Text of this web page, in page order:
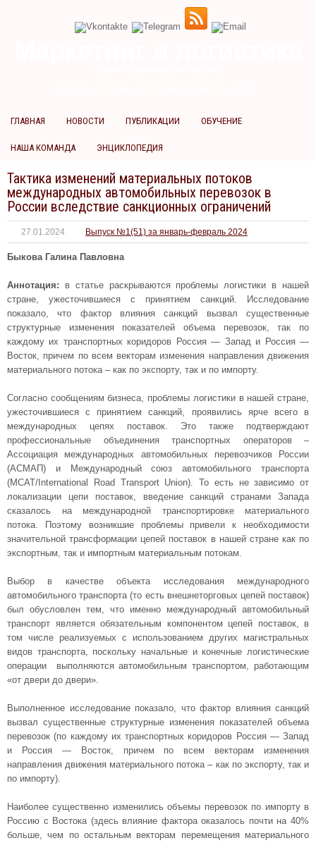
ГЛАВНАЯ НОВОСТИ ПУБЛИКАЦИИ ОБУЧЕНИЕ
НАША КОМАНДА ЭНЦИКЛОПЕДИЯ
Тактика изменений материальных потоков
международных автомобильных перевозок в
России вследствие санкционных ограничений
27.01.2024 Выпуск №1(51) за январь-февраль 2024
Быкова Галина Павловна
Аннотация: в статье раскрываются проблемы логистики в нашей
стране, ужесточившиеся с принятием санкций. Исследование
показало, что фактор влияния санкций вызвал существенные
структурные изменения показателей объема перевозок, так по
каждому их транспортных коридоров Россия — Запад и Россия —
Восток, причем по всем векторам изменения направления движения
материального потока – как по экспорту, так и по импорту.
Согласно сообщениям бизнеса, проблемы логистики в нашей стране,
ужесточившиеся с принятием санкций, проявились ярче всего в
международных цепях поставок. Это также подтверждают
профессиональные объединения транспортных операторов –
Ассоциация международных автомобильных перевозчиков России
(АСМАП) и Международный союз автомобильного транспорта
(МСАТ/International Road Transport Union). То есть не зависимо от
локализации цепи поставок, введение санкций странами Запада
сказалось на международной транспортировке материального
потока. Поэтому возникшие проблемы привели к необходимости
значительной трансформации цепей поставок в нашей стране как по
экспортным, так и импортным материальным потокам.
Выбор в качестве объекта исследования международного
автомобильного транспорта (то есть внешнеторговых цепей поставок)
был обусловлен тем, что именно международный автомобильный
транспорт является обязательным компонентом цепей поставок, в
том числе реализуемых с использованием других магистральных
видов транспорта, поскольку начальные и конечные логистические
операции выполняются автомобильным транспортом, работающим
«от двери до двери».
Выполненное исследование показало, что фактор влияния санкций
вызвал существенные структурные изменения показателей объема
перевозок (по каждому их транспортных коридоров Россия — Запад
и Россия — Восток, причем по всем векторам изменения
направления движения материального потока – как по экспорту, так и
по импорту).
Наиболее существенно изменились объемы перевозок по импорту в
Россию с Востока (здесь влияние фактора оказалось почти на 40%
больше, чем по остальным векторам перемещения материального